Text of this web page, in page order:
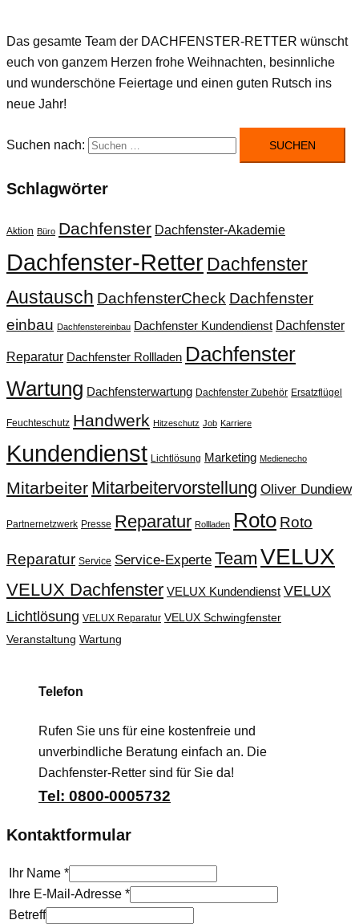
Das gesamte Team der DACHFENSTER-RETTER wünscht
euch von ganzem Herzen frohe Weihnachten, besinnliche
und wunderschöne Feiertage und einen guten Rutsch ins
neue Jahr!
Suchen nach:
Schlagwörter
Aktion Büro Dachfenster Dachfenster-Akademie
Dachfenster-RetterDachfenster
Austausch DachfensterCheck Dachfenster
einbau Dachfenstereinbau Dachfenster Kundendienst Dachfenster
Reparatur Dachfenster Rollladen Dachfenster
Wartung Dachfensterwartung Dachfenster Zubehör Ersatzflügel
Feuchteschutz Handwerk Hitzeschutz Job Karriere
Kundendienst Lichtlösung Marketing Medienecho
Mitarbeiter Mitarbeitervorstellung Oliver Dundiew
Partnernetzwerk Presse Reparatur Rollladen Roto Roto
Reparatur Service Service-Experte Team VELUX
VELUX Dachfenster VELUX Kundendienst VELUX
Lichtlösung VELUX Reparatur VELUX Schwingfenster
Veranstaltung Wartung
Telefon
Rufen Sie uns für eine kostenfreie und
unverbindliche Beratung einfach an. Die
Dachfenster-Retter sind für Sie da!
Tel: 0800-0005732
Kontaktformular
Ihr Name *
Ihre E-Mail-Adresse *
Betreff